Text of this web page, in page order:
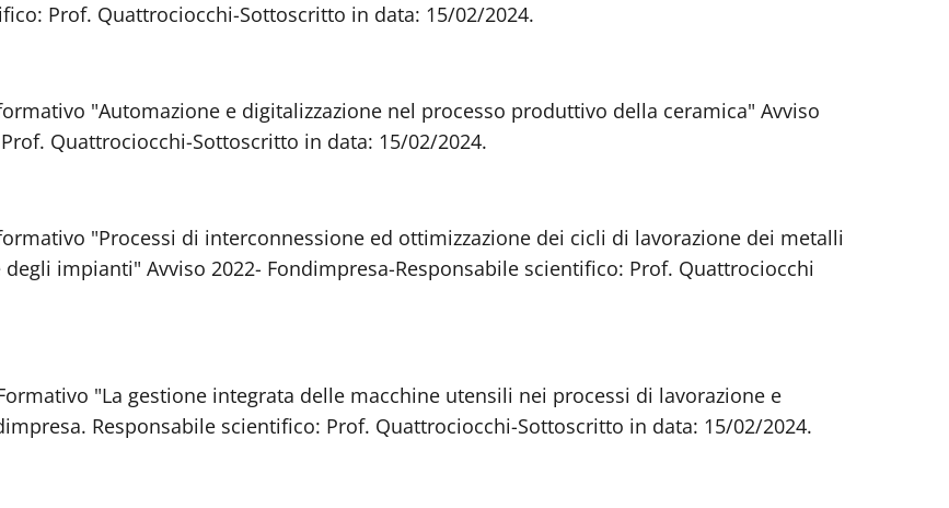
Prof. Quattrociocchi-Sottoscritto in data: 15/02/2024.
"Automazione e digitalizzazione nel processo produttivo della ceramica" Avviso
Quattrociocchi-Sottoscritto in data: 15/02/2024.
"Processi di interconnessione ed ottimizzazione dei cicli di lavorazione dei metalli
impianti" Avviso 2022- Fondimpresa-Responsabile scientifico: Prof. Quattrociocchi
"La gestione integrata delle macchine utensili nei processi di lavorazione e
Responsabile scientifico: Prof. Quattrociocchi-Sottoscritto in data: 15/02/2024.